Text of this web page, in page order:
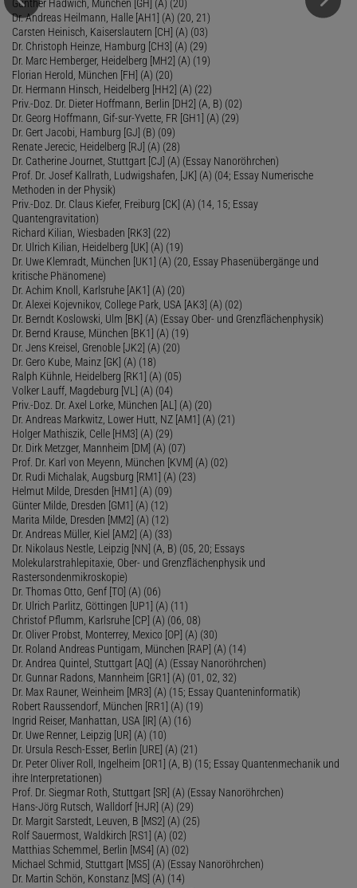
Gunther Hadwich, München [GH] (A) (20)
Dr. Andreas Heilmann, Halle [AH1] (A) (20, 21)
Carsten Heinisch, Kaiserslautern [CH] (A) (03)
Dr. Christoph Heinze, Hamburg [CH3] (A) (29)
Dr. Marc Hemberger, Heidelberg [MH2] (A) (19)
Florian Herold, München [FH] (A) (20)
Dr. Hermann Hinsch, Heidelberg [HH2] (A) (22)
Priv.-Doz. Dr. Dieter Hoffmann, Berlin [DH2] (A, B) (02)
Dr. Georg Hoffmann, Gif-sur-Yvette, FR [GH1] (A) (29)
Dr. Gert Jacobi, Hamburg [GJ] (B) (09)
Renate Jerecic, Heidelberg [RJ] (A) (28)
Dr. Catherine Journet, Stuttgart [CJ] (A) (Essay Nanoröhrchen)
Prof. Dr. Josef Kallrath, Ludwigshafen, [JK] (A) (04; Essay Numerische
Methoden in der Physik)
Priv.-Doz. Dr. Claus Kiefer, Freiburg [CK] (A) (14, 15; Essay
Quantengravitation)
Richard Kilian, Wiesbaden [RK3] (22)
Dr. Ulrich Kilian, Heidelberg [UK] (A) (19)
Dr. Uwe Klemradt, München [UK1] (A) (20, Essay Phasenübergänge und
kritische Phänomene)
Dr. Achim Knoll, Karlsruhe [AK1] (A) (20)
Dr. Alexei Kojevnikov, College Park, USA [AK3] (A) (02)
Dr. Berndt Koslowski, Ulm [BK] (A) (Essay Ober- und Grenzflächenphysik)
Dr. Bernd Krause, München [BK1] (A) (19)
Dr. Jens Kreisel, Grenoble [JK2] (A) (20)
Dr. Gero Kube, Mainz [GK] (A) (18)
Ralph Kühnle, Heidelberg [RK1] (A) (05)
Volker Lauff, Magdeburg [VL] (A) (04)
Priv.-Doz. Dr. Axel Lorke, München [AL] (A) (20)
Dr. Andreas Markwitz, Lower Hutt, NZ [AM1] (A) (21)
Holger Mathiszik, Celle [HM3] (A) (29)
Dr. Dirk Metzger, Mannheim [DM] (A) (07)
Prof. Dr. Karl von Meyenn, München [KVM] (A) (02)
Dr. Rudi Michalak, Augsburg [RM1] (A) (23)
Helmut Milde, Dresden [HM1] (A) (09)
Günter Milde, Dresden [GM1] (A) (12)
Marita Milde, Dresden [MM2] (A) (12)
Dr. Andreas Müller, Kiel [AM2] (A) (33)
Dr. Nikolaus Nestle, Leipzig [NN] (A, B) (05, 20; Essays
Molekularstrahlepitaxie, Ober- und Grenzflächenphysik und
Rastersondenmikroskopie)
Dr. Thomas Otto, Genf [TO] (A) (06)
Dr. Ulrich Parlitz, Göttingen [UP1] (A) (11)
Christof Pflumm, Karlsruhe [CP] (A) (06, 08)
Dr. Oliver Probst, Monterrey, Mexico [OP] (A) (30)
Dr. Roland Andreas Puntigam, München [RAP] (A) (14)
Dr. Andrea Quintel, Stuttgart [AQ] (A) (Essay Nanoröhrchen)
Dr. Gunnar Radons, Mannheim [GR1] (A) (01, 02, 32)
Dr. Max Rauner, Weinheim [MR3] (A) (15; Essay Quanteninformatik)
Robert Raussendorf, München [RR1] (A) (19)
Ingrid Reiser, Manhattan, USA [IR] (A) (16)
Dr. Uwe Renner, Leipzig [UR] (A) (10)
Dr. Ursula Resch-Esser, Berlin [URE] (A) (21)
Dr. Peter Oliver Roll, Ingelheim [OR1] (A, B) (15; Essay Quantenmechanik und
ihre Interpretationen)
Prof. Dr. Siegmar Roth, Stuttgart [SR] (A) (Essay Nanoröhrchen)
Hans-Jörg Rutsch, Walldorf [HJR] (A) (29)
Dr. Margit Sarstedt, Leuven, B [MS2] (A) (25)
Rolf Sauermost, Waldkirch [RS1] (A) (02)
Matthias Schemmel, Berlin [MS4] (A) (02)
Michael Schmid, Stuttgart [MS5] (A) (Essay Nanoröhrchen)
Dr. Martin Schön, Konstanz [MS] (A) (14)